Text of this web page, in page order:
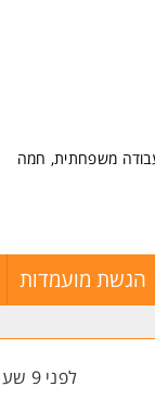
משפחתית, חמה
הגשת מועמדות
לפני 9 שעות